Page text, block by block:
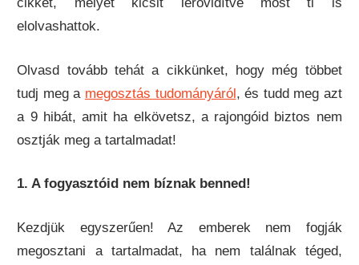
cikket, melyet kicsit lerövidítve most ti is
elolvashattok.
Olvasd tovább tehát a cikkünket, hogy még többet
tudj meg a megosztás tudományáról, és tudd meg azt
a 9 hibát, amit ha elkövetsz, a rajongóid biztos nem
osztják meg a tartalmadat!
1. A fogyasztóid nem bíznak benned!
Kezdjük egyszerűen! Az emberek nem fogják
megosztani a tartalmadat, ha nem találnak téged,